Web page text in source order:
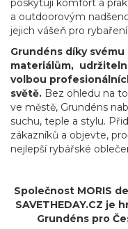
poskytují komfort a
a outdoorovým
jejich vášeň pro
Grundéns díky
materiálům,
volbou
světě. Bez ohledu na
ve městě, Grundéns
suchu, teple a stylu.
zákazníků a objevte,
nejlepší rybářské
Společnost MORIS
SAVETHEDAY.CZ
Grundéns pro